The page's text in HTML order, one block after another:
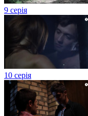
9 серія
10 серія